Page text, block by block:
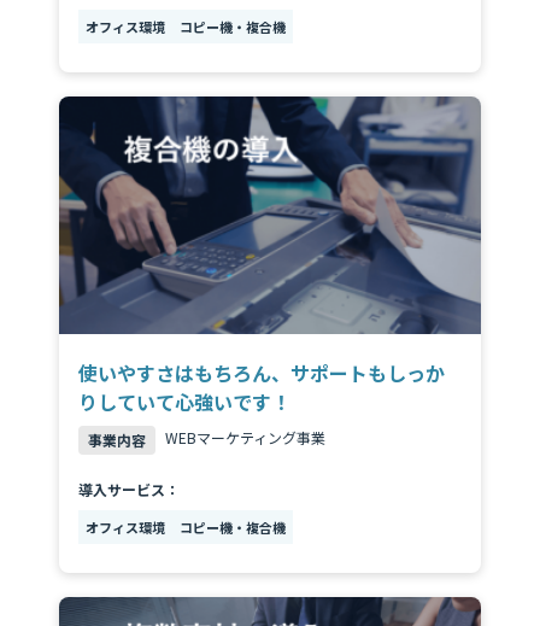
オフィス環境 コピー機・複合機
使いやすさはもちろん、サポートもしっか
りしていて心強いです！
事業内容 WEBマーケティング事業
導入サービス：
オフィス環境 コピー機・複合機